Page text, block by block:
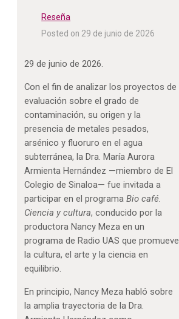
Reseña
Posted on 29 de junio de 2026
29 de junio de 2026.
Con el fin de analizar los proyectos de
evaluación sobre el grado de
contaminación, su origen y la
presencia de metales pesados,
arsénico y fluoruro en el agua
subterránea, la Dra. María Aurora
Armienta Hernández —miembro de El
Colegio de Sinaloa— fue invitada a
participar en el programa Bio café.
Ciencia y cultura, conducido por la
productora Nancy Meza en un
programa de Radio UAS que promueve
la cultura, el arte y la ciencia en
equilibrio.
En principio, Nancy Meza habló sobre
la amplia trayectoria de la Dra.